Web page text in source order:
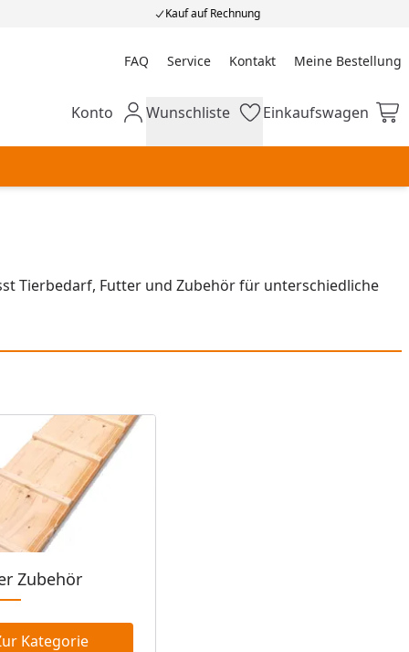
Kauf auf Rechnung
FAQ Service Kontakt Meine Bestellung
Meine Bestellung
Mein Konto
Konto Wunschliste
Wunschliste Einkaufswagen
Einkaufswagen
Tierbedarf, Futter und Zubehör für unterschiedliche
Zubehör
Kategorie